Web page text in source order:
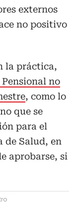
externos
no positivo
la práctica,
no
, como lo
que se
para el
de Salud, en
aprobarse, si